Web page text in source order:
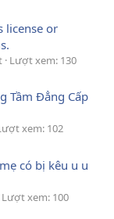
license or
Lượt xem: 130
Tầm Đẳng Cấp
xem: 102
có bị kêu u u
Lượt xem: 100